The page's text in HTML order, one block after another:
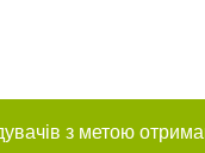
з метою